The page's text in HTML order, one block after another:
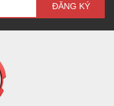
ĐĂNG KÝ